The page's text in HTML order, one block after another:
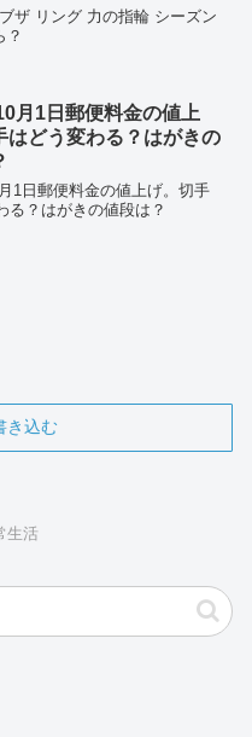
ザ リング 力の指輪 シーズン
？
月1日郵便料金の値上
はどう変わる？はがきの
1日郵便料金の値上げ。切手
る？はがきの値段は？
き込む
生活